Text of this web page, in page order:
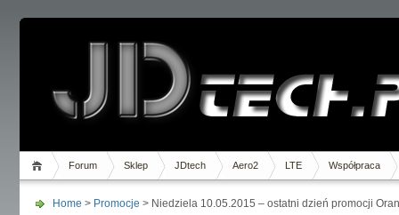
Forum Sklep JDtech Aero2 LTE Współpraca
Home > Promocje > Niedziela 10.05.2015 – ostatni dzień promocji